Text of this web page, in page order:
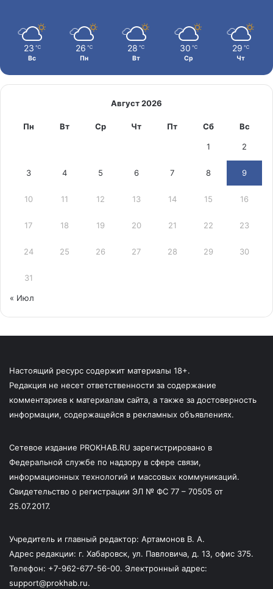
23 ℃
Вс
26 ℃
Пн
28 ℃
Вт
30 ℃
Ср
29 ℃
Чт
Август 2026
Пн Вт Ср Чт Пт Сб Вс
1 2
3 4 5 6 7 8 9
10 11 12 13 14 15 16
17 18 19 20 21 22 23
24 25 26 27 28 29 30
31
« Июл
Настоящий ресурс содержит материалы 18+.
Редакция не несет ответственности за содержание
комментариев к материалам сайта, а также за достоверность
информации, содержащейся в рекламных объявлениях.
Сетевое издание PROKHAB.RU зарегистрировано в
Федеральной службе по надзору в сфере связи,
информационных технологий и массовых коммуникаций.
Свидетельство о регистрации ЭЛ № ФС 77 – 70505 от
25.07.2017.
Учредитель и главный редактор: Артамонов В. А.
Адрес редакции: г. Хабаровск, ул. Павловича, д. 13, офис 375.
Телефон: +7-962-677-56-00. Электронный адрес:
support@prokhab.ru.